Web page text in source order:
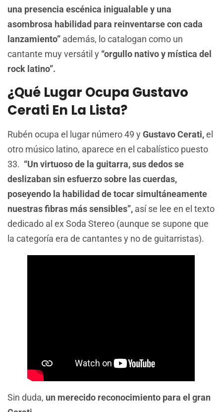
una presencia escénica inigualable y una
asombrosa habilidad para reinventarse con cada
lanzamiento” además, lo catalogan como un
cantante muy versátil y “orgullo nativo y mística del
rock latino”.
¿Qué Lugar Ocupa Gustavo
Cerati En La Lista?
Rubén ocupa el lugar número 49 yGustavo Cerati,el
otro músico latino, aparece en el cabalístico puesto
33. “Un virtuoso de la guitarra, sus dedos se
deslizaban sin esfuerzo sobre las cuerdas,
poseyendo la habilidad de tocar simultáneamente
nuestras fibras más sensibles”, así se lee en el texto
dedicado al ex Soda Stereo (aunque se supone que
la categoría era de cantantes y no de guitarristas).
Sin duda, un merecido reconocimiento para el gran